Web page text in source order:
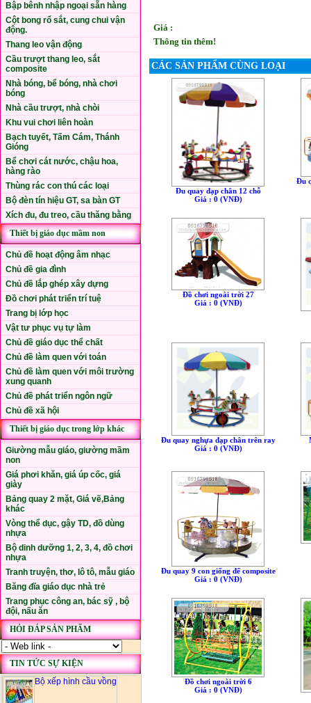
Bập bênh nhập ngoại sẵn hàng
Cột bong rổ sắt, cung chui vận
động.
Thang leo vận động
Cầu trượt thang leo, sắt
composite
Nhà bóng, bể bóng, nhà chơi
bóng
Nhà cầu trượt, nhà chòi
Khu vui chơi liên hoàn
Bạch tuyết, Tấm Cám, Thánh
Gióng
Bể chơi cát nước, chậu hoa,
hàng rào
Thùng rác con thú các loại
Bộ đèn tín hiệu GT, sa bàn GT
Xích đu, đu treo, cầu thăng bằng
Thiết bị giáo dục mầm non
Chủ đề hoạt động âm nhạc
Chủ đề gia đình
Chủ đề lắp ghép xây dựng
Đồ chơi phát triển trí tuệ
Trang bị lớp học
Vật tư phục vụ tự làm
Chủ đề giáo dục thể chất
Chủ đề làm quen với toán
Chủ đề làm quen với môi trường
xung quanh
Chủ đề phát triển ngôn ngữ
Chủ đề xã hội
Thiết bị giáo dục trong lớp khác
Giường mẫu giáo, giường mầm
non
Giá phơi khăn, giá úp cốc, giá
giày
Bảng quay 2 mặt, Giá vẽ,Bảng
khác
Vòng thể dục, gậy TD, đồ dùng
nhựa
Bộ dinh dưỡng 1, 2, 3, 4, đồ chơi
nhựa
Tranh truyện, thơ, lô tô, mẫu giáo
Băng đĩa giáo dục nhà trẻ
Trang phục công an, bác sỹ , bộ
đội, nấu ăn
HỎI ĐÁP SẢN PHẨM
TIN TỨC SỰ KIỆN
Bộ xếp hình cầu vồng
Giá :
Thông tin thêm!
CÁC SẢN PHẨM CÙNG LOẠI
Đu quay đạp chân 12 chỗ
Giá : 0 (VNÐ)
Đu
Đồ chơi ngoài trời 27
Giá : 0 (VNÐ)
Đu quay nghựa đạp chân trên ray
Giá : 0 (VNÐ)
Đu quay 9 con giống đế composite
Giá : 0 (VNÐ)
Đồ chơi ngoài trời 6
Giá : 0 (VNÐ)